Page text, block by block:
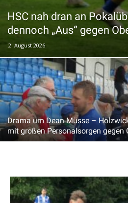
HSC nah dran an
dennoch „Aus“ gegen
2. August 2026
Drama um Dean Müsse –
mit großen Personalsorgen gegen